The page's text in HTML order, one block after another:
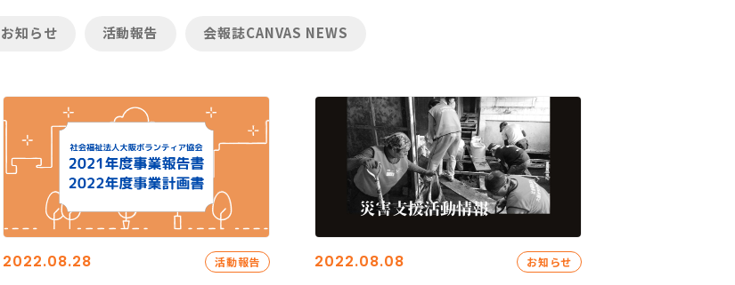
お知らせ 活動報告 会報誌CANVAS NEWS
2022.08.28 活動報告 2022.08.08 お知らせ